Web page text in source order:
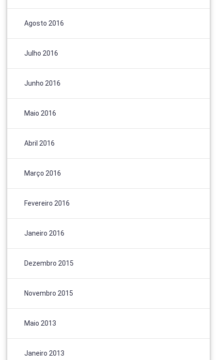
Agosto 2016
Julho 2016
Junho 2016
Maio 2016
Abril 2016
Março 2016
Fevereiro 2016
Janeiro 2016
Dezembro 2015
Novembro 2015
Maio 2013
Janeiro 2013